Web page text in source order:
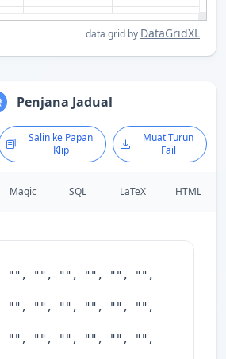
data grid by DataGridXL
Penjana Jadual
Salin ke Papan
Klip
Muat Turun
Fail
Magic SQL LaTeX HTML